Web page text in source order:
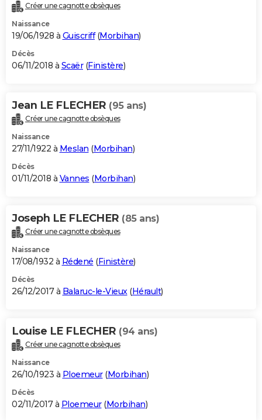
Créer une cagnotte obsèques
Naissance
19/06/1928 à Guiscriff(Morbihan)
Décès
06/11/2018 à Scaër(Finistère)
Jean LE FLECHER (95 ans)
Créer une cagnotte obsèques
Naissance
27/11/1922 à Meslan (Morbihan)
Décès
01/11/2018 à Vannes (Morbihan)
Joseph LE FLECHER (85 ans)
Créer une cagnotte obsèques
Naissance
17/08/1932 à Rédené (Finistère)
Décès
26/12/2017 à Balaruc-le-Vieux(Hérault)
Louise LE FLECHER (94 ans)
Créer une cagnotte obsèques
Naissance
26/10/1923 à Ploemeur(Morbihan)
Décès
02/11/2017 à Ploemeur(Morbihan)